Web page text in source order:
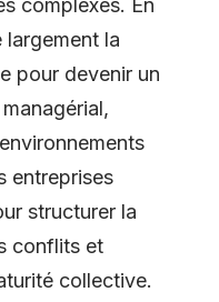
complexes. En
largement la
pour devenir un
entreprises
structurer la
conflits et
collective.